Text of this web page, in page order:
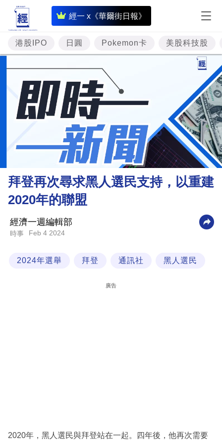
經一 x《華爾街日報》
即
時
財
經
專
題
投
資
樓
市
財
商
業
科
區
港股IPO 日圓 Pokemon卡 美股科技股
拜登再次尋求黑人選民支持，以重建
2020年的聯盟
經濟一週編輯部
時事 Feb 4 2024
2024年選舉 拜登 通訊社 黑人選民
廣告
2020年，黑人選民與拜登站在一起。四年後，他再次需要